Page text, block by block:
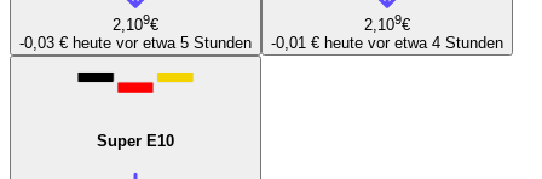
2,109€
-0,03 € heute vor etwa 5 Stunden
2,109€
-0,01 € heute vor etwa 4 Stunden
Super E10